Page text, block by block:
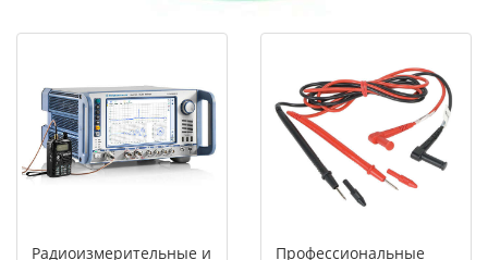
Радиоизмерительные и
Профессиональные